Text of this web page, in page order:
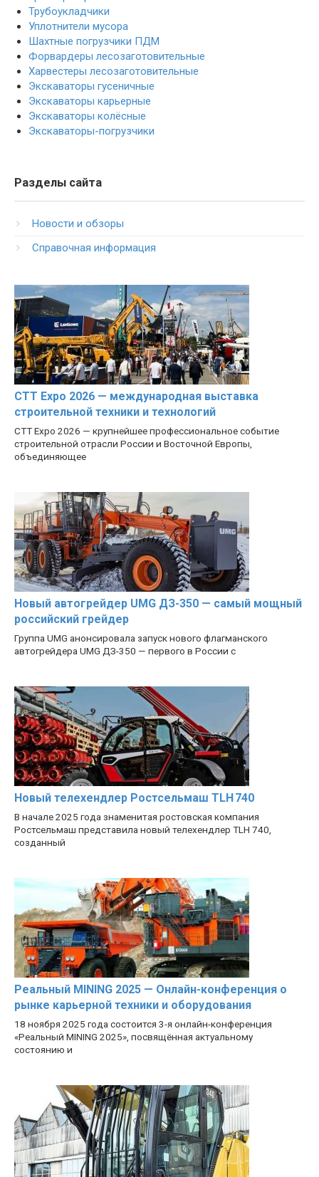
Трубоукладчики
Уплотнители мусора
Шахтные погрузчики ПДМ
Форвардеры лесозаготовительные
Харвестеры лесозаготовительные
Экскаваторы гусеничные
Экскаваторы карьерные
Экскаваторы колёсные
Экскаваторы-погрузчики
Разделы сайта
Новости и обзоры
Справочная информация
CTT Expo 2026 — международная выставка
строительной техники и технологий
CTT Expo 2026 — крупнейшее профессиональное событие
строительной отрасли России и Восточной Европы,
объединяющее
Новый автогрейдер UMG ДЗ-350 — самый мощный
российский грейдер
Группа UMG анонсировала запуск нового флагманского
автогрейдера UMG ДЗ-350 — первого в России с
Новый телехендлер Ростсельмаш TLH 740
В начале 2025 года знаменитая ростовская компания
Ростсельмаш представила новый телехендлер TLH 740,
созданный
Реальный MINING 2025 — Онлайн-конференция о
рынке карьерной техники и оборудования
18 ноября 2025 года состоится 3-я онлайн-конференция
«Реальный MINING 2025», посвящённая актуальному
состоянию и